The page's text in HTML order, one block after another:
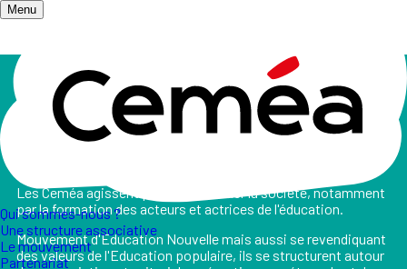
Menu
Qui sommes-nous ?
Une structure associative
Le mouvement
Partenariat
Accueil/ Qui sommes-nous ?
Qui sommes-nous ?
Les Ceméa agissent pour transformer la société, notamment
par la formation des acteurs et actrices de l'éducation.
Mouvement d'Education Nouvelle mais aussi se revendiquant
des valeurs de l'Education populaire, ils se structurent autour